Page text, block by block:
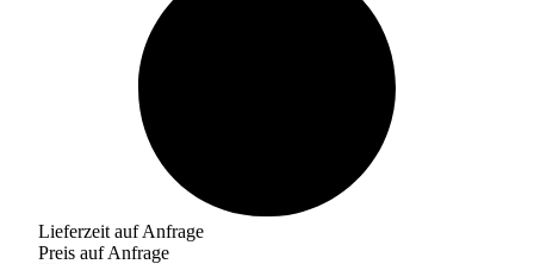
Lieferzeit auf Anfrage
Preis auf Anfrage